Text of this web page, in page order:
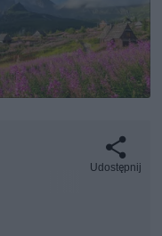
Udostępnij